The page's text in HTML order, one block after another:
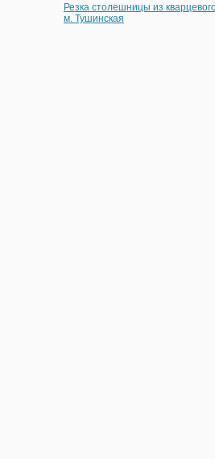
Резка столешницы из
м. Тушинская